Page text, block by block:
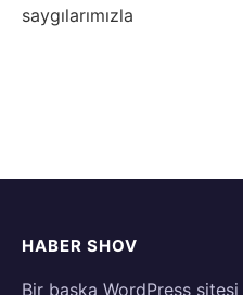
saygılarımızla
HABER SHOV
Bir başka WordPress sitesi